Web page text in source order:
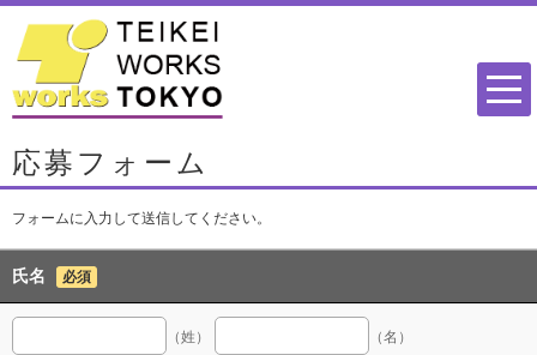
応募フォーム
フォームに入力して送信してください。
氏名 必須
（姓） （名）